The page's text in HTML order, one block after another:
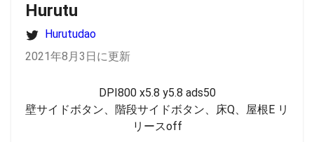
Hurutu
Hurutudao
2021年8月3日に更新
DPI800 x5.8 y5.8 ads50
壁サイドボタン、階段サイドボタン、床Q、屋根E リ
リースoff